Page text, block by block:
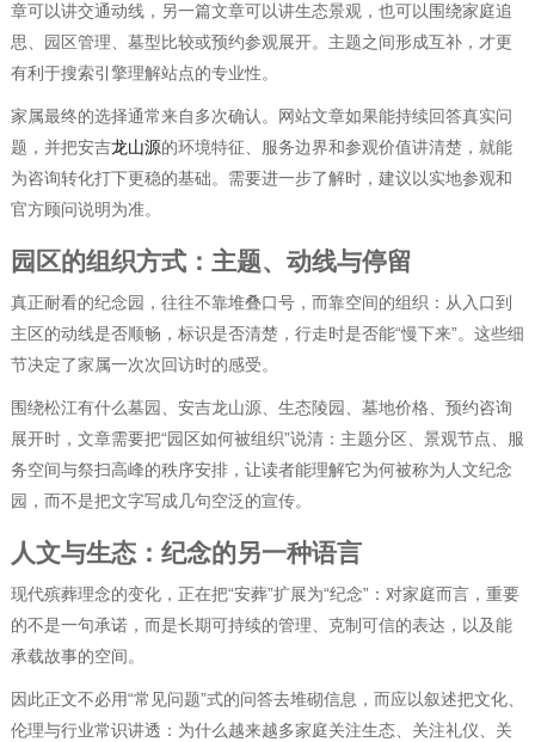
章可以讲交通动线，另一篇文章可以讲生态景观，也可以围绕家庭追
思、园区管理、墓型比较或预约参观展开。主题之间形成互补，才更
有利于搜索引擎理解站点的专业性。
家属最终的选择通常来自多次确认。网站文章如果能持续回答真实问
题，并把安吉龙山源的环境特征、服务边界和参观价值讲清楚，就能
为咨询转化打下更稳的基础。需要进一步了解时，建议以实地参观和
官方顾问说明为准。
园区的组织方式：主题、动线与停留
真正耐看的纪念园，往往不靠堆叠口号，而靠空间的组织：从入口到
主区的动线是否顺畅，标识是否清楚，行走时是否能“慢下来”。这些细
节决定了家属一次次回访时的感受。
围绕松江有什么墓园、安吉龙山源、生态陵园、墓地价格、预约咨询
展开时，文章需要把“园区如何被组织”说清：主题分区、景观节点、服
务空间与祭扫高峰的秩序安排，让读者能理解它为何被称为人文纪念
园，而不是把文字写成几句空泛的宣传。
人文与生态：纪念的另一种语言
现代殡葬理念的变化，正在把“安葬”扩展为“纪念”：对家庭而言，重要
的不是一句承诺，而是长期可持续的管理、克制可信的表达，以及能
承载故事的空间。
因此正文不必用“常见问题”式的问答去堆砌信息，而应以叙述把文化、
伦理与行业常识讲透：为什么越来越多家庭关注生态、关注礼仪、关